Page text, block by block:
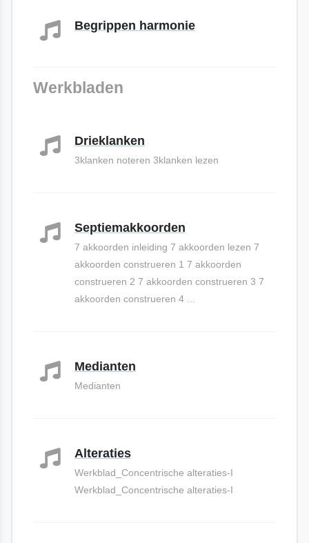
Begrippen harmonie
Werkbladen
Drieklanken
3klanken noteren 3klanken lezen
Septiemakkoorden
7 akkoorden inleiding 7 akkoorden lezen 7
akkoorden construeren 1 7 akkoorden
construeren 2 7 akkoorden construeren 3 7
akkoorden construeren 4 ...
Medianten
Medianten
Alteraties
Werkblad_Concentrische alteraties-I
Werkblad_Concentrische alteraties-I